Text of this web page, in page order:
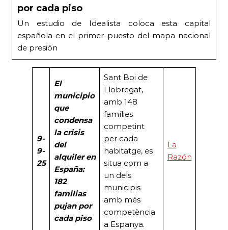
por cada piso
Un estudio de Idealista coloca esta capital
española en el primer puesto del mapa nacional
de presión
9-
9-
25
El
municipio
que
condensa
la crisis
del
alquiler en
España:
182
familias
pujan por
cada piso
Sant Boi de
Llobregat,
amb 148
famílies
competint
per cada
habitatge, es
situa com a
un dels
municipis
amb més
competència
a Espanya.
La
Razón